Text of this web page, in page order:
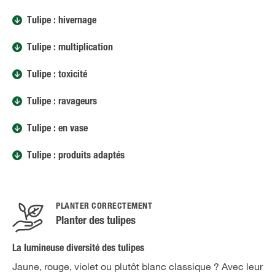
Tulipe : hivernage
Tulipe : multiplication
Tulipe : toxicité
Tulipe : ravageurs
Tulipe : en vase
Tulipe : produits adaptés
PLANTER CORRECTEMENT
Planter des tulipes
La lumineuse diversité des tulipes
Jaune, rouge, violet ou plutôt blanc classique ? Avec leur